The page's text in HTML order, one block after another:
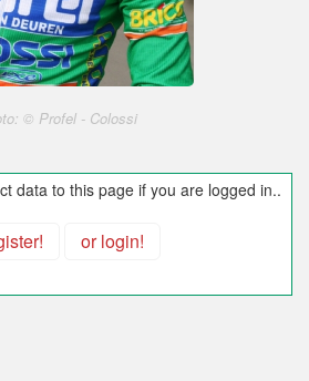
© Profel - Colossi
data to this page if you are logged in..
or login!